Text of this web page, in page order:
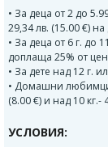
• За деца от 2 до
29,34 лв. (15.00 €)
• За деца от 6 г. до
доплаща 25% от
• За дете над 12 г.
• Домашни любимци
(8.00 €) и над 10 кг.-
УСЛОВИЯ: